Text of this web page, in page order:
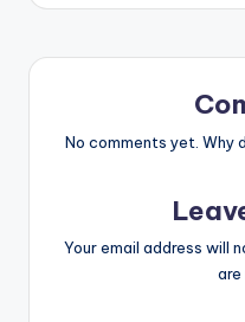
No comments yet. Why
Your email address will
are